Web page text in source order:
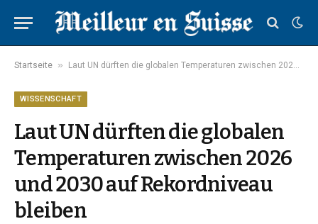
Startseite » Laut UN dürften die globalen Temperaturen zwischen 2026 und 2030 auf Rekordniveau bleiben
WISSENSCHAFT
Laut UN dürften die globalen
Temperaturen zwischen 2026
und 2030 auf Rekordniveau
bleiben